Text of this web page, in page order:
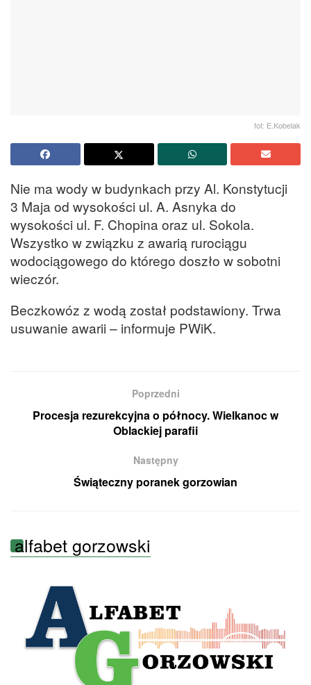
fot: E.Kobelak
Nie ma wody w budynkach przy Al. Konstytucji
3 Maja od wysokości ul. A. Asnyka do
wysokości ul. F. Chopina oraz ul. Sokola.
Wszystko w związku z awarią rurociągu
wodociągowego do którego doszło w sobotni
wieczór.
Beczkowóz z wodą został podstawiony. Trwa
usuwanie awarii – informuje PWiK.
Poprzedni
Procesja rezurekcyjna o północy. Wielkanoc w
Oblackiej parafii
Następny
Świąteczny poranek gorzowian
alfabet gorzowski